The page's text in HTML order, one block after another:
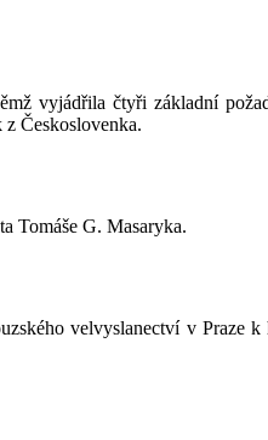
vyjádřila čtyři základní
Českoslovenka.
Tomáše G. Masaryka.
velvyslanectví v Praze